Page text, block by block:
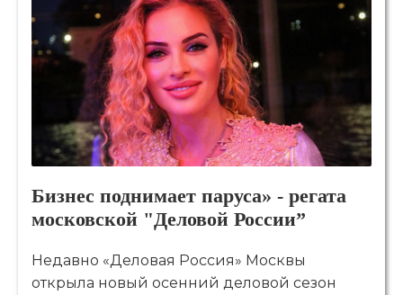
Бизнес поднимает паруса» - регата
московской "Деловой России”
Недавно «Деловая Россия» Москвы
открыла новый осенний деловой сезон